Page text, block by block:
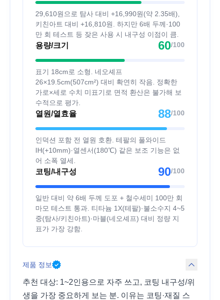
29,610원으로 탐사 대비 +16,990원(약 2.35배),
키친아트 대비 +16,810원. 하지만 6배 두께·100
만 회 테스트 등 잦은 사용 시 내구성 이점이 큼.
용량/크기 60/100
표기 18cm로 소형. 네오셰프
26×19.5cm(507cm²) 대비 확연히 작음. 정확한
가로×세로 수치 미표기로 면적 환산은 불가해 보
수적으로 평가.
열원/열효율 88/100
인덕션 포함 전 열원 호환. 테팔의 풀와이드
IH(+10mm)·열센서(180℃) 같은 보조 기능은 없
어 소폭 열세.
코팅/내구성 90/100
일반 대비 약 6배 두께 도포 + 철수세미 100만 회
마모 테스트 통과. 티타늄 1X(테팔)·불소수지 4~5
중(탐사/키친아트)·마블(네오셰프) 대비 정량 지
표가 가장 강함.
제품 정보
추천 대상: 1~2인용으로 자주 쓰고, 코팅 내구성/위
생을 가장 중요하게 보는 분. 이유는 코팅·재질 스